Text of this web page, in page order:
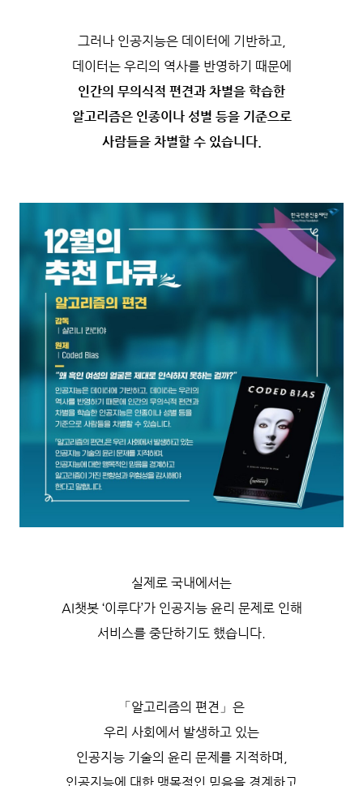
그러나 인공지능은 데이터에 기반하고,
데이터는 우리의 역사를 반영하기 때문에
인간의 무의식적 편견과 차별을 학습한
알고리즘은 인종이나 성별 등을 기준으로
사람들을 차별할 수 있습니다.
실제로 국내에서는
AI챗봇 ‘이루다’가 인공지능 윤리 문제로 인해
서비스를 중단하기도 했습니다.
「알고리즘의 편견」은
우리 사회에서 발생하고 있는
인공지능 기술의 윤리 문제를 지적하며,
인공지능에 대한 맹목적인 믿음을 경계하고